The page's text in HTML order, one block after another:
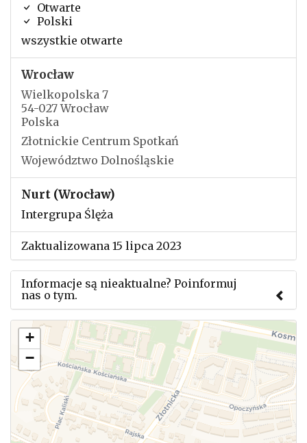
Otwarte
Polski
wszystkie otwarte
Wrocław
Wielkopolska 7
54-027 Wrocław
Polska
Złotnickie Centrum Spotkań
Województwo Dolnośląskie
Nurt (Wrocław)
Intergrupa Ślęża
Zaktualizowana 15 lipca 2023
Informacje są nieaktualne? Poinformuj
nas o tym.
Użyj tego formularza aby przesłać informację o
zmianach w powyższym mityngu.
+
−